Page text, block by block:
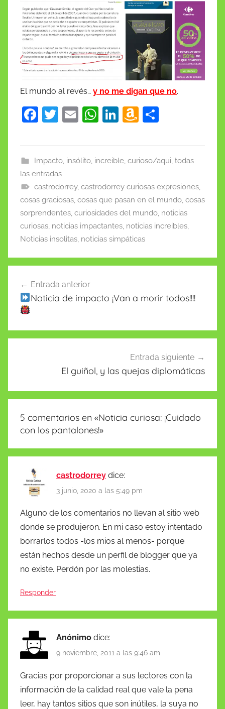
El mundo al revés… y no me digan que no.
F
e
b
o
o
k
T
er
E
l
W
s
p
p
Li
e
n
A
z
n
W
is
h
Li
p
tir
Impacto, insólito, increible, curioso/aqui, todas
las entradas
castrodorrey, castrodorrey curiosas expresiones,
cosas graciosas, cosas que pasan en el mundo, cosas
sorprendentes, curiosidades del mundo, noticias
curiosas, noticias impactantes, noticias increibles,
Noticias insolitas, noticias simpáticas
de
entradas
Entrada anterior
Noticia de impacto ¡Van a morir todos!!!!
Entrada siguiente
El guiñol, y las quejas diplomáticas
5 comentarios en «Noticia curiosa: ¡Cuidado
con los pantalones!»
castrodorrey dice:
3 junio, 2020 a las 5:49 pm
Alguno de los comentarios no llevan al sitio web
donde se produjeron. En mi caso estoy intentado
borrarlos todos -los mios al menos- porque
están hechos desde un perfil de blogger que ya
no existe. Perdón por las molestias.
Responder
Anónimo dice:
9 noviembre, 2011 a las 9:46 am
Gracias por proporcionar a sus lectores con la
información de la calidad real que vale la pena
leer, hay tantos sitios que son inútiles, la suya no